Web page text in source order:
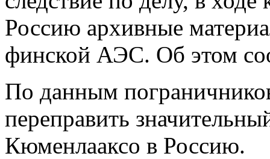
Россию архивные
финской АЭС. Об этом
По данным
переправить
Кюменлааксо в Россию.